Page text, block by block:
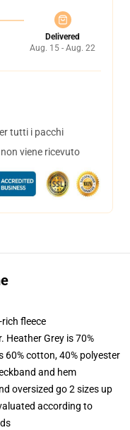
Delivered
Aug. 15 - Aug. 22
tutti i pacchi
viene ricevuto
fleece
Heather Grey is 70%
60% cotton, 40% polyester
and hem
oversized go 2 sizes up
according to